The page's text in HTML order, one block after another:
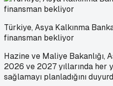
Türkiye, Asya Kalkınma
finansman bekliyor
Hazine ve Maliye Bakanlığı,
2026 ve 2027 yıllarında her
sağlamayı planladığını